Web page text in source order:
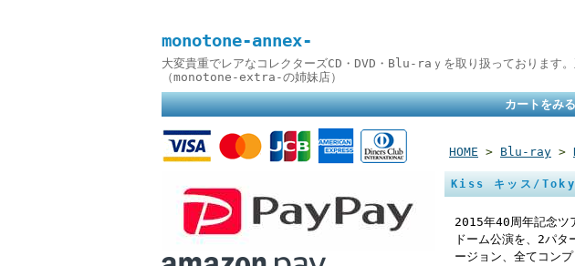
monotone-annex-
大変貴重でレアなコレクターズCD・DVD・Blu-raｙを取り扱っております
（monotone-extra-の姉妹店）
カートをみる
HOME > Blu-ray >
Kiss キッス/
2015年40周年記念ツ
ドーム公演を、2パ
ージョン、全てコン